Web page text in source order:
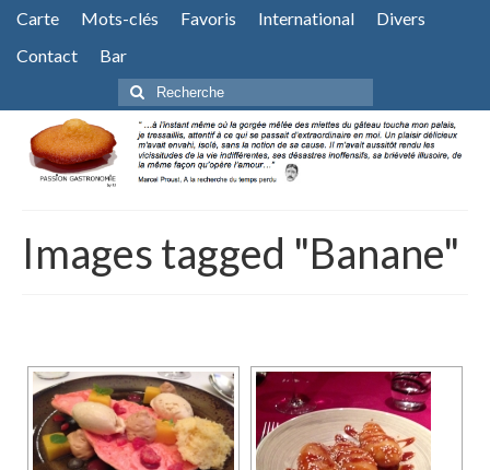
Carte Mots-clés Favoris International
Divers
Contact
Bar
Rechercher
:
Images tagged "Banane"